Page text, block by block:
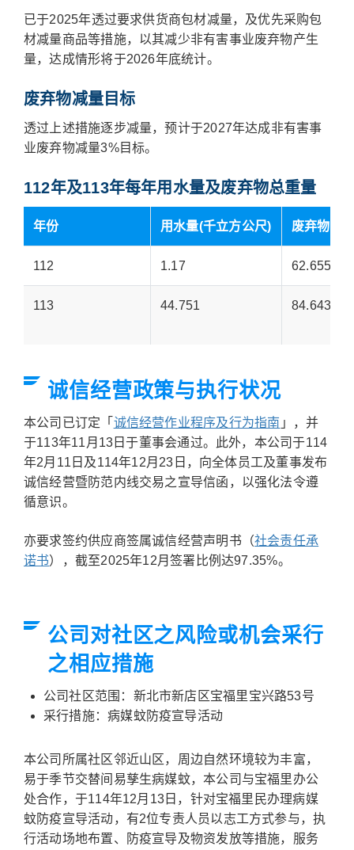
已于2025年透过要求供货商包材减量，及优先采购包
材减量商品等措施，以其减少非有害事业废弃物产生
量，达成情形将于2026年底统计。
废弃物减量目标
透过上述措施逐步减量，预计于2027年达成非有害事
业废弃物减量3%目标。
112年及113年每年用水量及废弃物总重量
年份 用水量(千立方公尺) 废弃物总
112 1.17 62.655
113 44.751 84.643
诚信经营政策与执行状况
本公司已订定「 诚信经营作业程序及行为指南 」，并
于113年11月13日于董事会通过。此外，本公司于114
年2月11日及114年12月23日，向全体员工及董事发布
诚信经营暨防范内线交易之宣导信函，以强化法令遵
循意识。
亦要求签约供应商签属诚信经营声明书（社会责任承
诺书），截至2025年12月签署比例达97.35%。
公司对社区之风险或机会采行
之相应措施
公司社区范围：新北市新店区宝福里宝兴路53号
采行措施：病媒蚊防疫宣导活动
本公司所属社区邻近山区，周边自然环境较为丰富，
易于季节交替间易孳生病媒蚊，本公司与宝福里办公
处合作，于114年12月13日，针对宝福里民办理病媒
蚊防疫宣导活动，有2位专责人员以志工方式参与，执
行活动场地布置、防疫宣导及物资发放等措施，服务